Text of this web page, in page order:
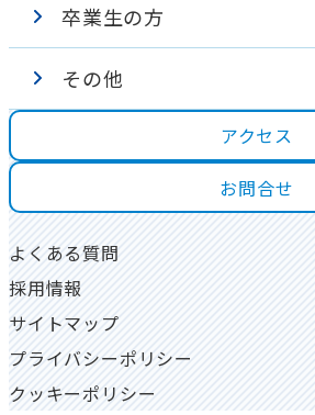
校章・校歌紹介
アクセス
学校評価
図書室
出身校
在校生インタビュー
卒業生インタビュー
WEB出願
学費・奨学金
ダブルスクール制度
資格・進路
卒業生の方
各種証明書の発行について
同窓会について
その他
高校３年生の方へ
高校1・２年生の方へ
アクセス
お問合せ
よくある質問
採用情報
サイトマップ
プライバシーポリシー
クッキーポリシー